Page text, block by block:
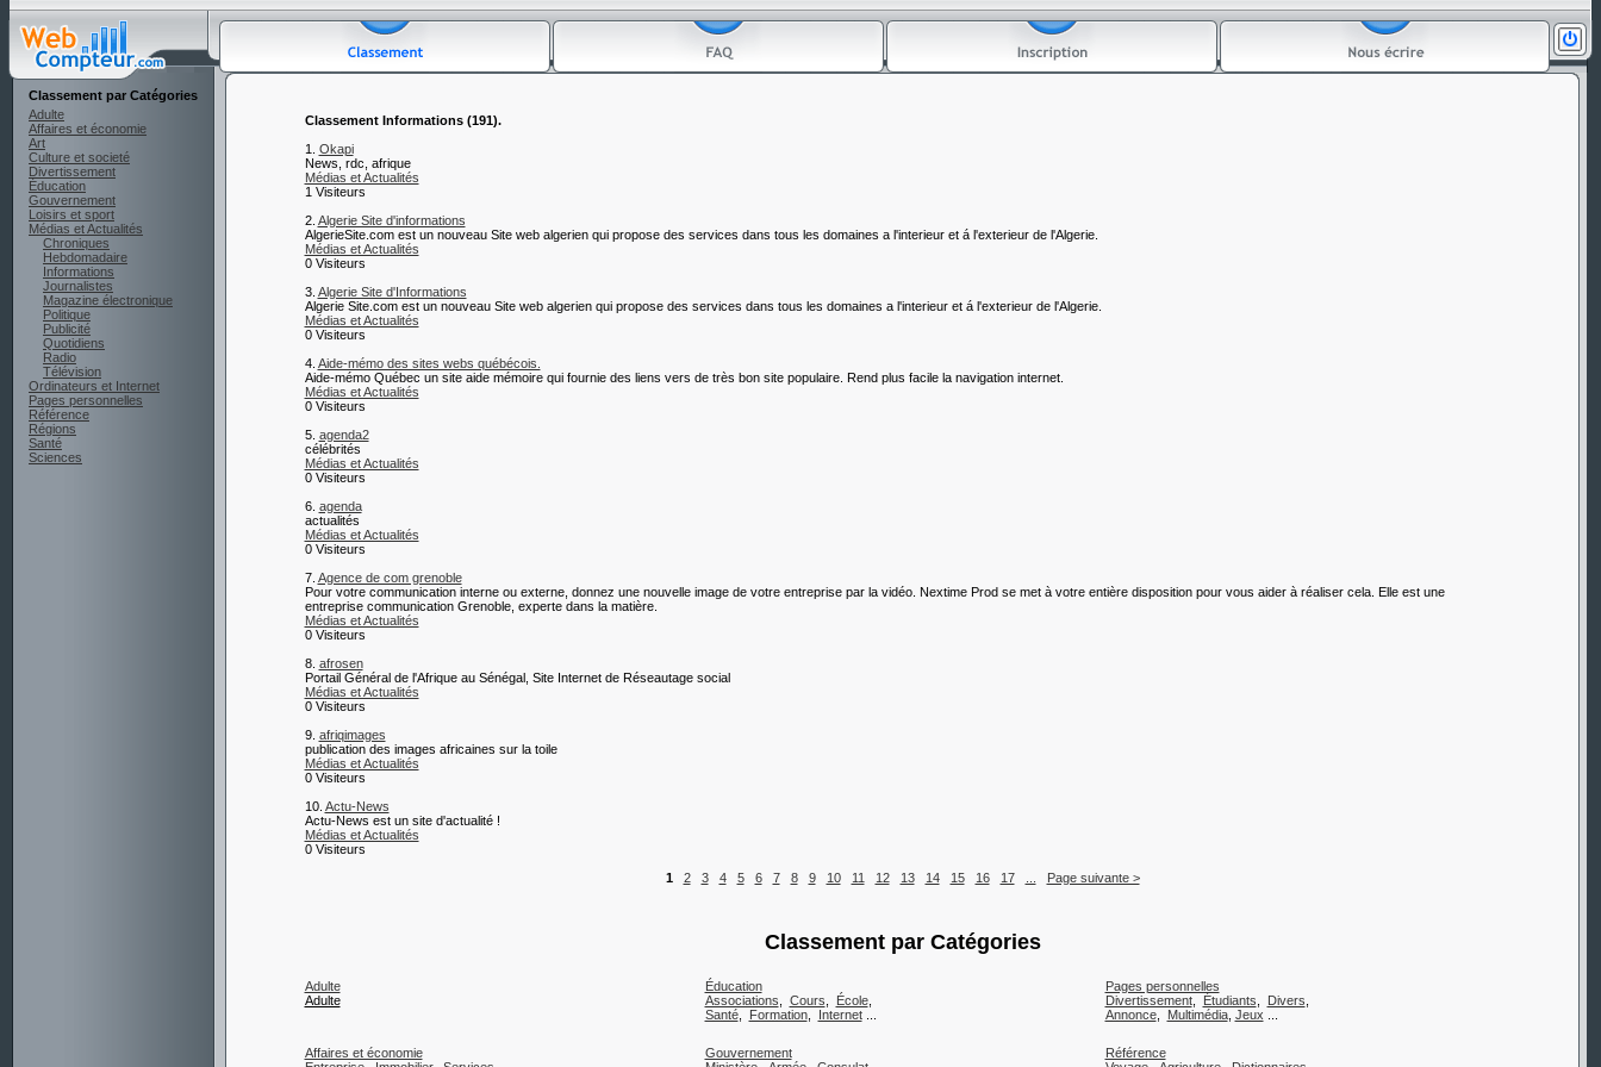
Classement par Catégories
Adulte
Affaires et économie
Art
Culture et societé
Divertissement
Éducation
Gouvernement
Loisirs et sport
Médias et Actualités
Chroniques
Hebdomadaire
Informations
Journalistes
Magazine électronique
Politique
Publicité
Quotidiens
Radio
Télévision
Ordinateurs et Internet
Pages personnelles
Référence
Régions
Santé
Sciences
Classement Informations (191).
1. Okapi
News, rdc, afrique
Médias et Actualités
1 Visiteurs
2. Algerie Site d'informations
AlgerieSite.com est un nouveau Site web algerien qui propose des services dans tous les domaines a l'interieur et á l'exterieur de l'Algerie.
Médias et Actualités
0 Visiteurs
3. Algerie Site d'Informations
Algerie Site.com est un nouveau Site web algerien qui propose des services dans tous les domaines a l'interieur et á l'exterieur de l'Algerie.
Médias et Actualités
0 Visiteurs
4. Aide-mémo des sites webs québécois.
Aide-mémo Québec un site aide mémoire qui fournie des liens vers de très bon site populaire. Rend plus facile la navigation internet.
Médias et Actualités
0 Visiteurs
5. agenda2
célébrités
Médias et Actualités
0 Visiteurs
6. agenda
actualités
Médias et Actualités
0 Visiteurs
7. Agence de com grenoble
Pour votre communication interne ou externe, donnez une nouvelle image de votre entreprise par la vidéo. Nextime Prod se met à votre entière disposition pour vous aider à réaliser cela. Elle est une
entreprise communication Grenoble, experte dans la matière.
Médias et Actualités
0 Visiteurs
8. afrosen
Portail Général de l'Afrique au Sénégal, Site Internet de Réseautage social
Médias et Actualités
0 Visiteurs
9. afriqimages
publication des images africaines sur la toile
Médias et Actualités
0 Visiteurs
10. Actu-News
Actu-News est un site d'actualité !
Médias et Actualités
0 Visiteurs
1
2 3 4 5 6 7 8 9 10 11 12 13 14 15 16 17 Page suivante >
Classement par Catégories
Adulte
Adulte
Éducation
Associations
Cours École,
Santé, Formation, Internet...
Pages personnelles
Divertissement, Étudiants Divers
Annonce, Multimédia, Jeux
Affaires et économie
Gouvernement
Référence